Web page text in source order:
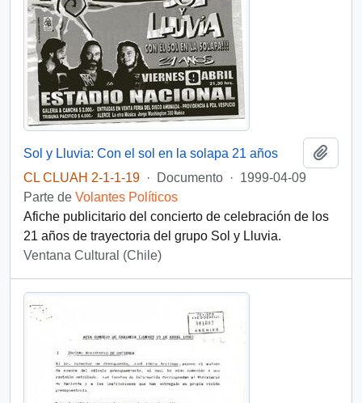
Sol y Lluvia: Con el sol en la solapa 21 años
CL CLUAH 2-1-1-19 · Documento · 1999-04-09
Parte de Volantes Políticos
Afiche publicitario del concierto de celebración de los
21 años de trayectoria del grupo Sol y Lluvia.
Ventana Cultural (Chile)